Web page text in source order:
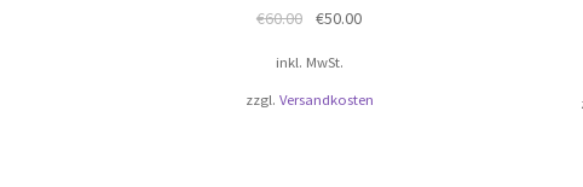
€60.00
Ursprünglicher
war:
€60.00
€50.00Aktueller
€50.00.
inkl. MwSt.
zzgl. Versandkosten